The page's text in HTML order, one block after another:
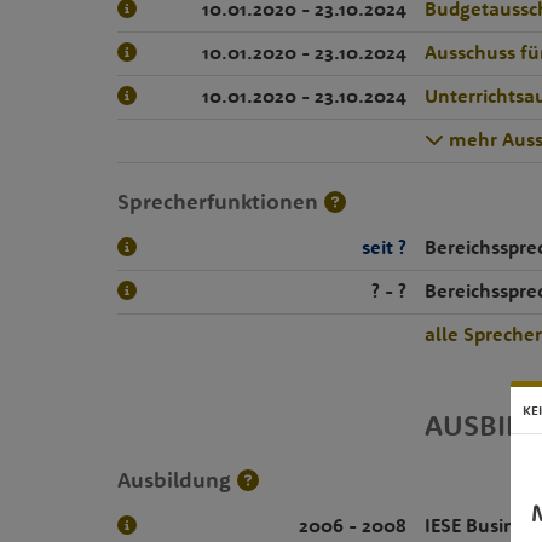
10.01.2020 - 23.10.2024
10.01.2020 - 23.10.2024
Ausschuss
10.01.2020 - 23.10.2024
mehr
Sprecherfunktionen
seit ?
? - ?
alle
Ausbildung
2006 - 2008 IESE